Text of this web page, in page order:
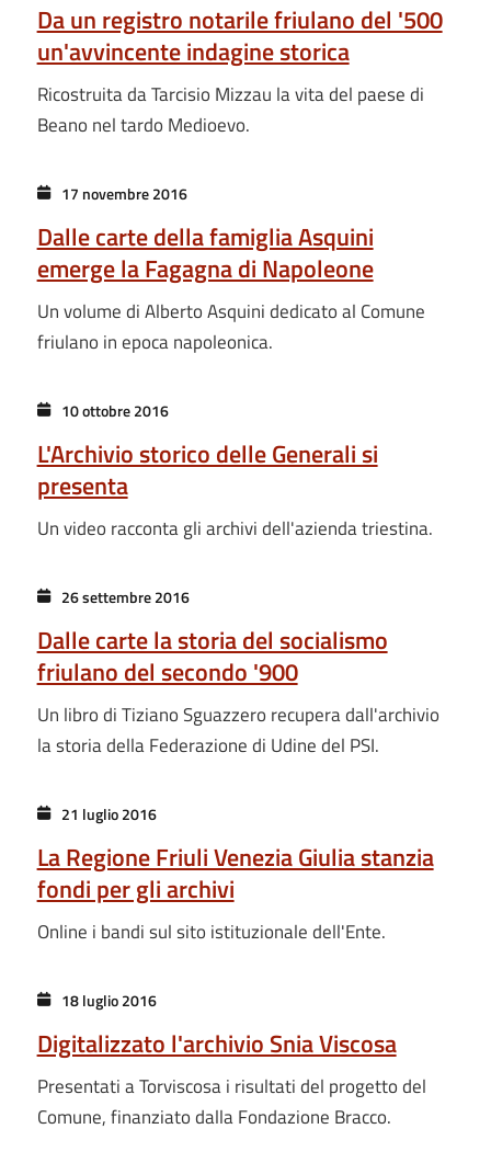
Da un registro notarile friulano del '500
un'avvincente indagine storica
Ricostruita da Tarcisio Mizzau la vita del paese di
Beano nel tardo Medioevo.
17 novembre 2016
Dalle carte della famiglia Asquini
emerge la Fagagna di Napoleone
Un volume di Alberto Asquini dedicato al Comune
friulano in epoca napoleonica.
10 ottobre 2016
L'Archivio storico delle Generali si
presenta
Un video racconta gli archivi dell'azienda triestina.
26 settembre 2016
Dalle carte la storia del socialismo
friulano del secondo '900
Un libro di Tiziano Sguazzero recupera dall'archivio
la storia della Federazione di Udine del PSI.
21 luglio 2016
La Regione Friuli Venezia Giulia stanzia
fondi per gli archivi
Online i bandi sul sito istituzionale dell'Ente.
18 luglio 2016
Digitalizzato l'archivio Snia Viscosa
Presentati a Torviscosa i risultati del progetto del
Comune, finanziato dalla Fondazione Bracco.